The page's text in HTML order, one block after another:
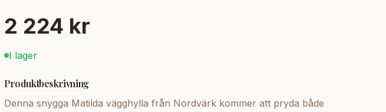
2 224 kr
I lager
Produktbeskrivning
Denna snygga Matilda vägghylla från Nordvärk kommer att pryda både